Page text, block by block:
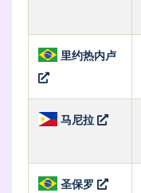
里约热内卢
马尼拉
圣保罗